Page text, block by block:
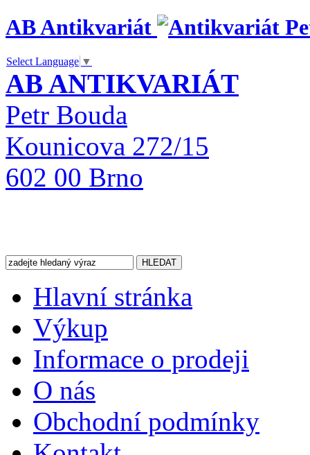
AB Antikvariát
Select Language ▼
AB ANTIKVARIÁT
Petr Bouda
Kounicova 272/15
602 00 Brno
Hlavní stránka
Výkup
Informace o prodeji
O nás
Obchodní podmínky